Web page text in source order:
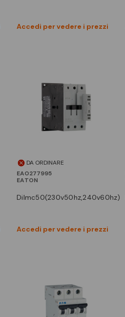
Accedi per vedere i prezzi
Confronta
DA ORDINARE
EAO277995
EATON
dilmc50(230v50hz,240v60hz)
Accedi per vedere i prezzi
Confronta